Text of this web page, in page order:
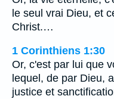
le seul vrai Dieu, et
Christ.…
1 Corinthiens 1:30
Or, c'est par lui que
lequel, de par Dieu,
justice et